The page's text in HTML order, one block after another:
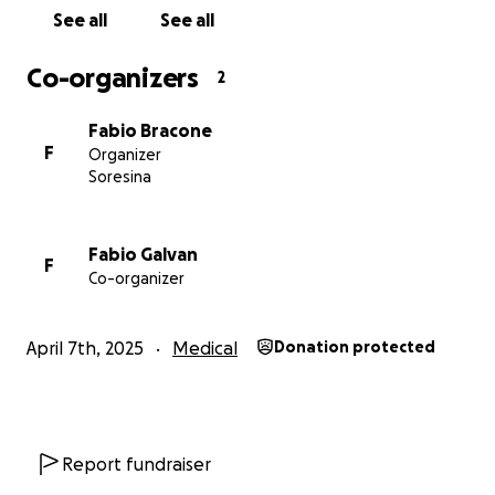
See all See all
Co-organizers 2
F
Fabio Bracone
Organizer
Soresina
F
Fabio Galvan
Co-organizer
April 7th, 2025 Medical Donation protected
Report fundraiser